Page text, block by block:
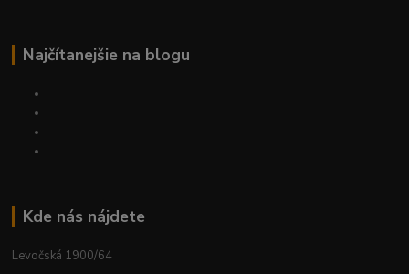
Najčítanejšie na blogu
Kde nás nájdete
Levočská 1900/64